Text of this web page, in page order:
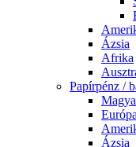
Ázsia
Afrika
Papírpénz /
Európa
Ázsia